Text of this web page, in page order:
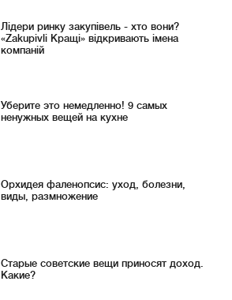
Лідери ринку закупівель - хто вони?
«Zakupivli Кращі» відкривають імена
компаній
Уберите это немедленно! 9 самых
ненужных вещей на кухне
Орхидея фаленопсис: уход, болезни,
виды, размножение
Старые советские вещи приносят доход.
Какие?